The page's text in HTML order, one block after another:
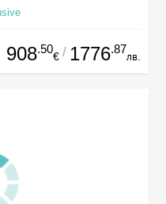
908.50
€ / 1776.87
лв.